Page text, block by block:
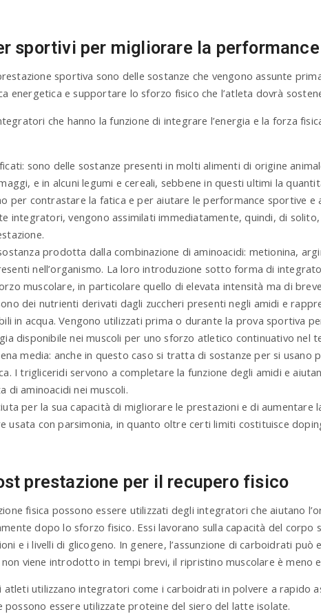
sportivi per migliorare la performance
sportiva sono delle sostanze che vengono assunte
energetica e supportare lo sforzo fisico che l’atleta dovrà
che hanno la funzione di integrare l’energia e la forza
sono delle sostanze presenti in molti alimenti di origine
e in alcuni legumi e cereali, sebbene in questi ultimi la
per contrastare la fatica e per aiutare le performance sportive e
integratori, vengono assimilati immediatamente, quindi, di solito,
prodotta dalla combinazione di aminoacidi: metionina,
nell’organismo. La loro introduzione sotto forma di
muscolare, in particolare quello di elevata intensità ma di
dei nutrienti derivati dagli zuccheri presenti negli amidi e
in acqua. Vengono utilizzati prima o durante la prova sportiva
disponibile nei muscoli per uno sforzo atletico continuativo nel
media: anche in questo caso si tratta di sostanze per si usano
I trigliceridi servono a completare la funzione degli amidi e
di aminoacidi nei muscoli.
per la sua capacità di migliorare le prestazioni e di aumentare
usata con parsimonia, in quanto oltre certi limiti costituisce
prestazione per il recupero fisico
fisica possono essere utilizzati degli integratori che aiutano
dopo lo sforzo fisico. Essi lavorano sulla capacità del corpo
e i livelli di glicogeno. In genere, l’assunzione di carboidrati può
viene introdotto in tempi brevi, il ripristino muscolare è meno
atleti utilizzano integratori come i carboidrati in polvere a rapido
essere utilizzate proteine del siero del latte isolate.